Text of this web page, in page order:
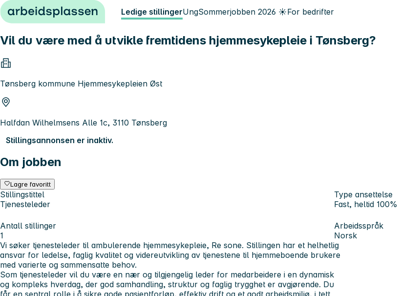
Hopp til innhold Ledige stillingerUngSommerjobben 2026 ☀️For bedrifter
Vil du være med å utvikle fremtidens hjemmesykepleie i Tønsberg?
Tønsberg kommune Hjemmesykepleien Øst
Halfdan Wilhelmsens Alle 1c, 3110 Tønsberg
Stillingsannonsen er inaktiv.
Om jobben
Lagre favoritt
Stillingstittel
Tjenesteleder
Type ansettelse
Fast, heltid 100%
Antall stillinger
1
Arbeidsspråk
Norsk
Vi søker tjenesteleder til ambulerende hjemmesykepleie, Re sone. Stillingen har et helhetlig
ansvar for ledelse, faglig kvalitet og videreutvikling av tjenestene til hjemmeboende brukere
med varierte og sammensatte behov.
Som tjenesteleder vil du være en nær og tilgjengelig leder for medarbeidere i en dynamisk
og kompleks hverdag, der god samhandling, struktur og faglig trygghet er avgjørende. Du
får en sentral rolle i å sikre gode pasientforløp, effektiv drift og et godt arbeidsmiljø, i tett